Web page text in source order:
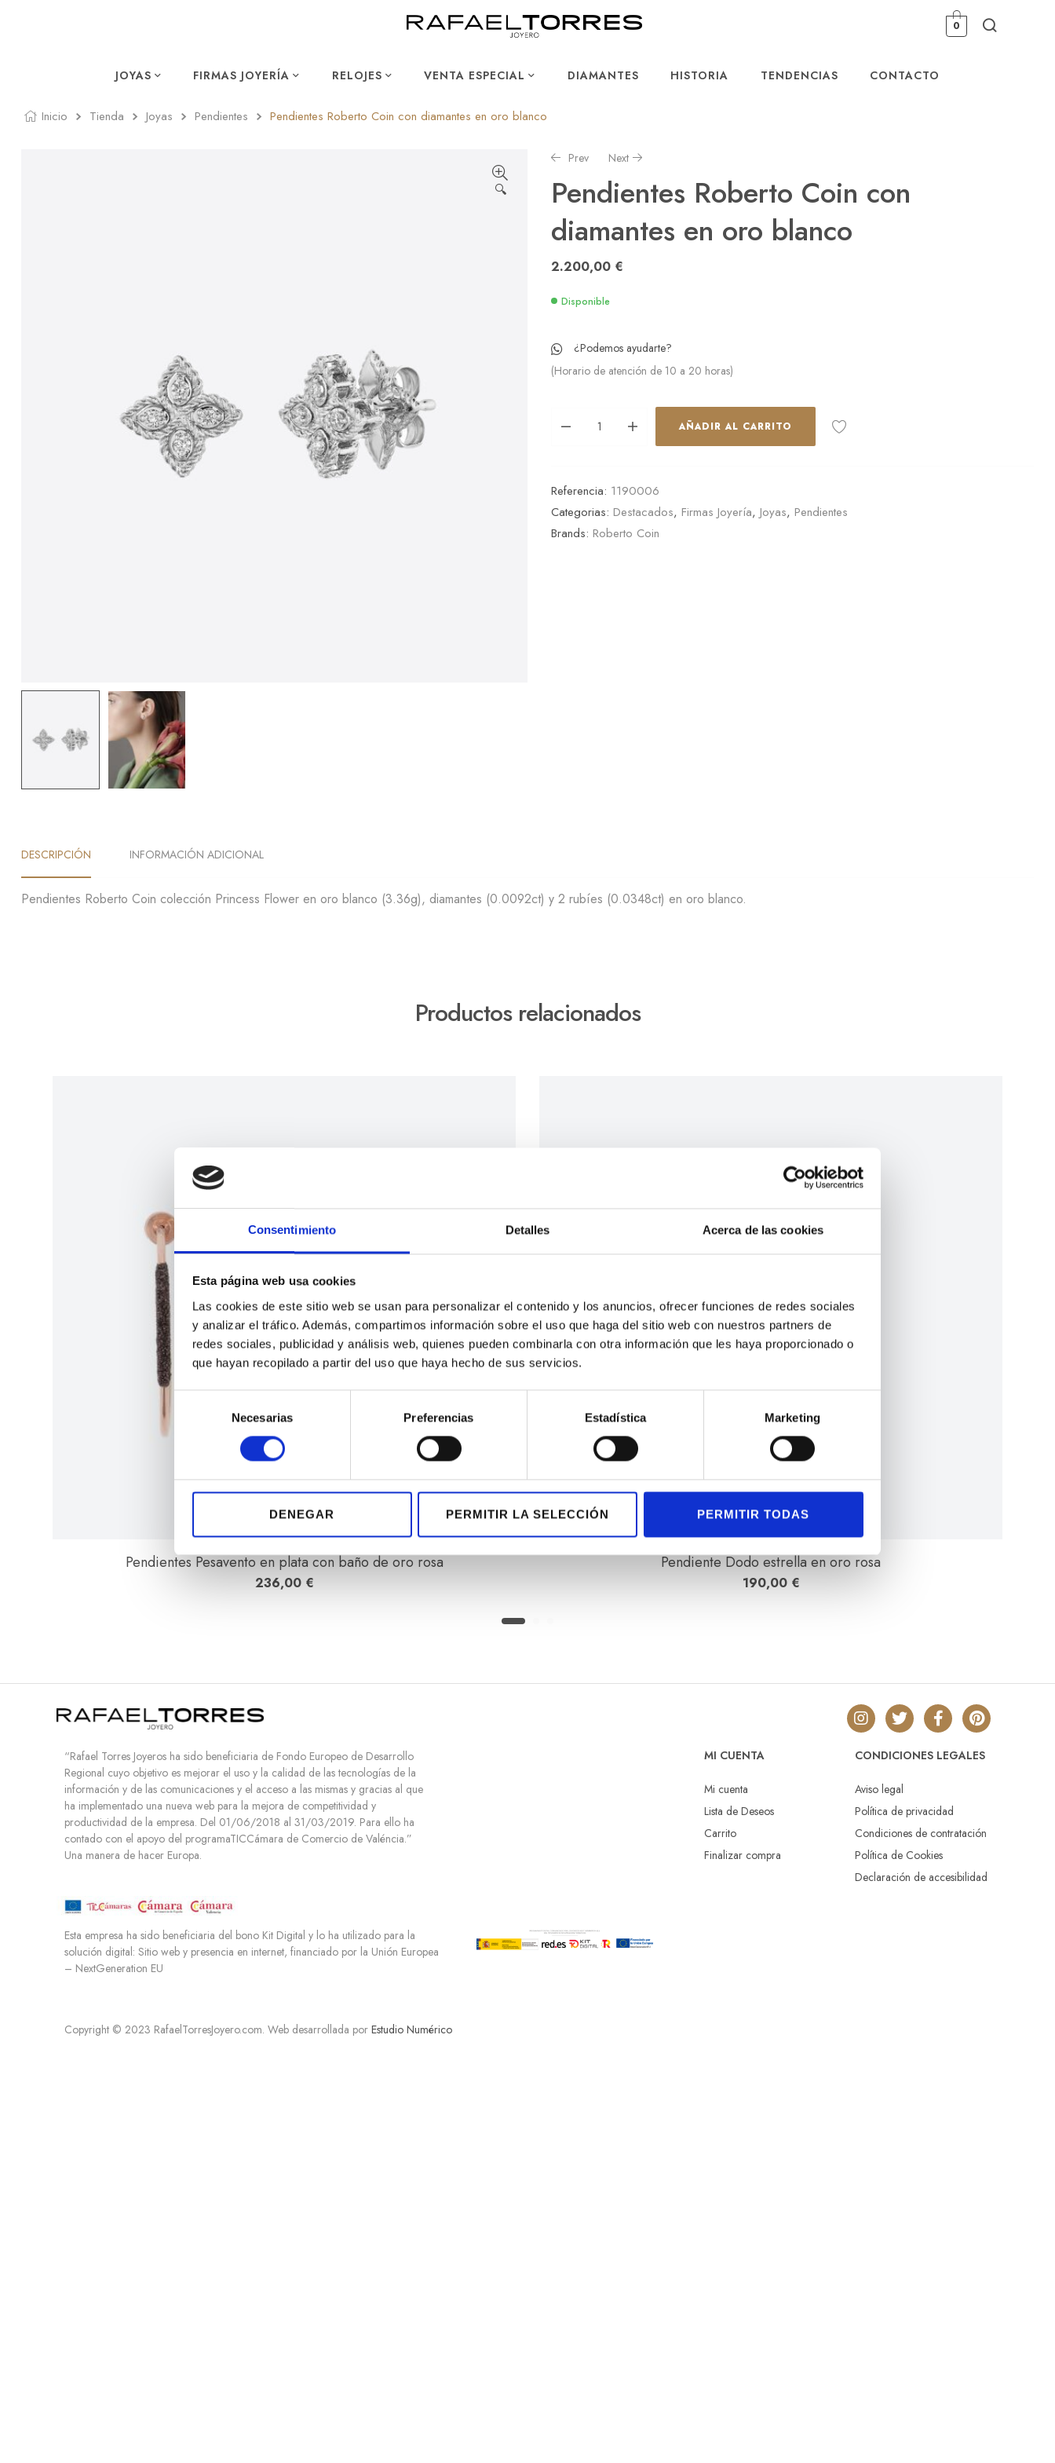
Consentimiento Detalles Acerca de las cookies
Esta página web usa cookies
Las cookies de este sitio web se usan para personalizar el contenido y los anuncios, ofrecer funciones de redes sociales
y analizar el tráfico. Además, compartimos información sobre el uso que haga del sitio web con nuestros partners de
redes sociales, publicidad y análisis web, quienes pueden combinarla con otra información que les haya proporcionado o
que hayan recopilado a partir del uso que haya hecho de sus servicios.
n
d
e
t
m
i
e
n
o
Necesarias Preferencias Estadística Marketing
DENEGAR PERMITIR LA SELECCIÓN PERMITIR TODAS
0
JOYAS FIRMAS JOYERÍA RELOJES VENTA ESPECIAL DIAMANTES HISTORIA TENDENCIAS CONTACTO
Inicio Tienda Joyas Pendientes Pendientes Roberto Coin con diamantes en oro blanco
🔍
Prev
2.750,00
Next
2.150,00
Pendientes Roberto Coin con
diamantes en oro blanco
2.200,00 €
Disponible
¿Podemos ayudarte?
(Horario de atención de 10 a 20 horas)
AÑADIR AL CARRITO
Referencia: 1190006
Categorias: Destacados, Firmas Joyería, Joyas, Pendientes
Brands: Roberto Coin
DESCRIPCIÓN INFORMACIÓN ADICIONAL
Pendientes Roberto Coin colección Princess Flower en oro blanco (3.36g), diamantes (0.0092ct) y 2 rubíes (0.0348ct) en oro blanco.
Productos relacionados
Pendientes Pesavento en plata con baño de oro rosa
236,00 €
Pendiente Dodo estrella en oro rosa
190,00 €
“Rafael Torres Joyeros ha sido beneficiaria de Fondo Europeo de Desarrollo
Regional cuyo objetivo es mejorar el uso y la calidad de las tecnologías de la
información y de las comunicaciones y el acceso a las mismas y gracias al que
ha implementado una nueva web para la mejora de competitividad y
productividad de la empresa. Del 01/06/2018 al 31/03/2019. Para ello ha
contado con el apoyo del programaTICCámara de Comercio de Valéncia.”
Una manera de hacer Europa.
MI CUENTA
Mi cuenta
Lista de Deseos
Carrito
Finalizar compra
CONDICIONES LEGALES
Aviso legal
Política de privacidad
Condiciones de contratación
Política de Cookies
Declaración de accesibilidad
Esta empresa ha sido beneficiaria del bono Kit Digital y lo ha utilizado para la
solución digital: Sitio web y presencia en internet, financiado por la Unión Europea
– NextGeneration EU
Copyright © 2023 RafaelTorresJoyero.com. Web desarrollada por Estudio Numérico